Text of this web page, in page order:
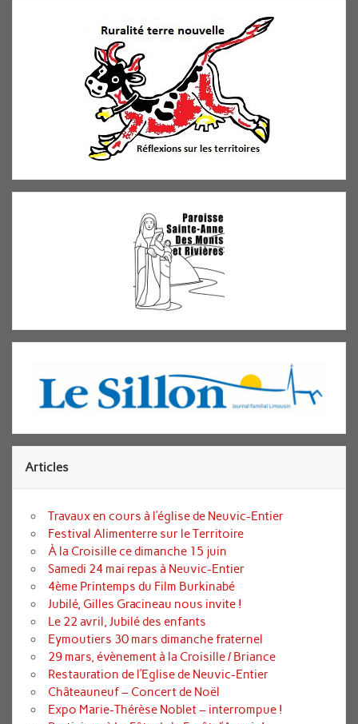
Articles
Travaux en cours à l’église de Neuvic-Entier
Festival Alimenterre sur le Territoire
À la Croisille ce dimanche 15 juin
Samedi 24 mai repas à Neuvic-Entier
4ème Printemps du Film Burkinabé
Jubilé, Gilles Gracineau nous invite !
Le 22 avril, Jubilé des enfants
Eymoutiers 30 mars dimanche fraternel
29 mars, évènement à la Croisille / Briance
Restauration de l’Eglise de Neuvic-Entier
Châteauneuf – Concert de Noël
Expo Marie-Thérèse Noblet – interrompue !